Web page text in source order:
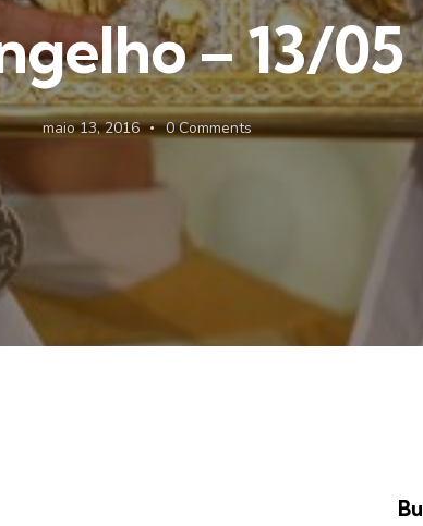
– 13/05
maio 13, 2016 0 Comments